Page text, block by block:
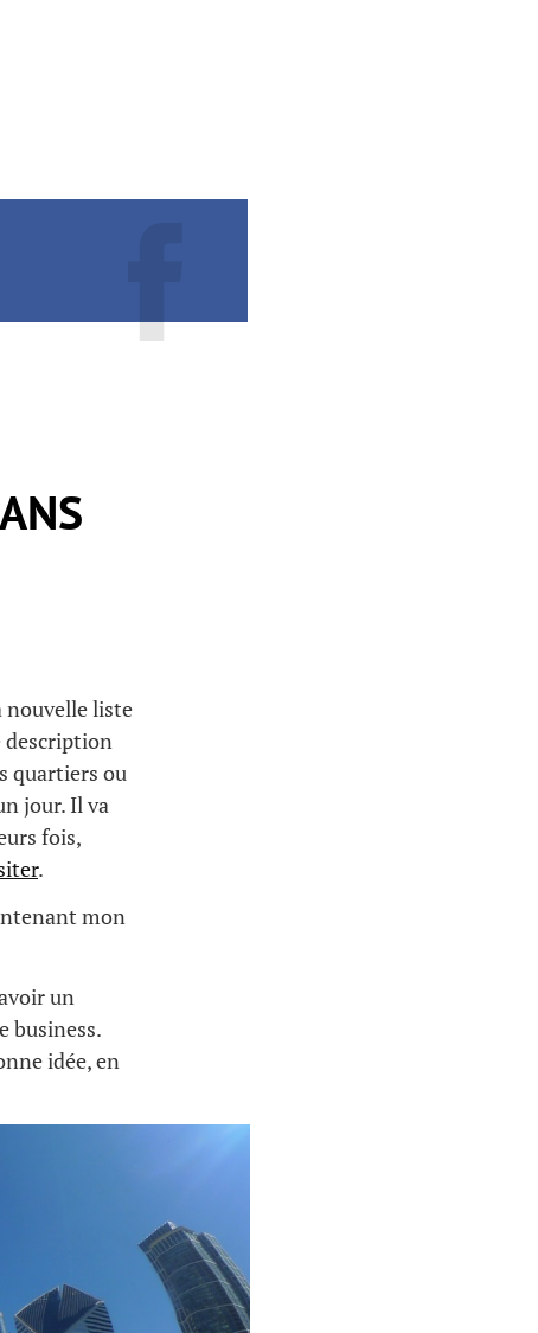
nouvelle liste
description
quartiers ou
jour. Il va
fois,
.
mon
un
business.
idée, en